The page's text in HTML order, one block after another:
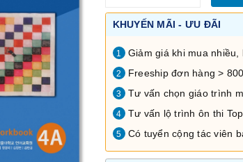
KHUYẾN MÃI - ƯU ĐÃI
1 Giảm giá khi mua nhiều,
2 Freeship đơn hàng >
3 Tư vấn chọn giáo trình
4 Tư vấn lộ trình ôn thi
5 Có tuyển cộng tác viên